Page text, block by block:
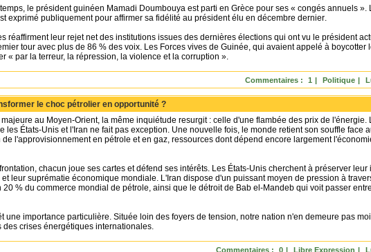
le président guinéen Mamadi Doumbouya est parti en Grèce pour ses « congés annuels ».
exprimé publiquement pour affirmer sa fidélité au président élu en décembre dernier.
réaffirment leur rejet net des institutions issues des dernières élections qui ont vu le président
tour avec plus de 86 % des voix. Les Forces vives de Guinée, qui avaient appelé à boycotter
« par la terreur, la répression, la violence et la corruption ».
Politique |
Commentaires : 1 |
le choc pétrolier en opportunité ?
au Moyen-Orient, la même inquiétude resurgit : celle d'une flambée des prix de l'énergie.
les États-Unis et l'Iran ne fait pas exception. Une nouvelle fois, le monde retient son souffle face
l'approvisionnement en pétrole et en gaz, ressources dont dépend encore largement
chacun joue ses cartes et défend ses intérêts. Les États-Unis cherchent à préserver leur
leur suprématie économique mondiale. L'Iran dispose d'un puissant moyen de pression à
% du commerce mondial de pétrole, ainsi que le détroit de Bab el-Mandeb qui voit passer
une importance particulière. Située loin des foyers de tension, notre nation n'en demeure pas
crises énergétiques internationales.
Libre Expression |
Commentaires : 0 |